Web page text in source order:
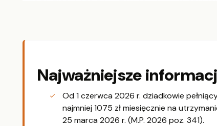
Najważniejsze
Od 1 czerwca 2026 r. dziadkowie
najmniej 1075 zł miesięcznie na
25 marca 2026 r. (M.P. 2026 poz. 341).